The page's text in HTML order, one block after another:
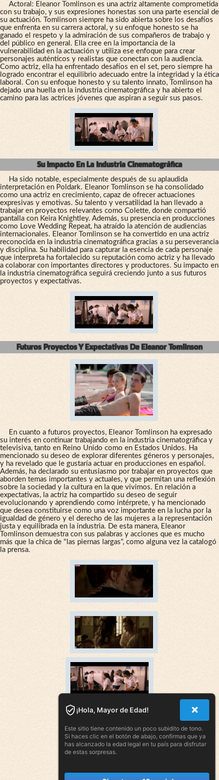
Actoral: Eleanor Tomlinson es una actriz altamente comprometida
con su trabajo, y sus expresiones honestas son una parte esencial de
su actuación. Tomlinson siempre ha sido abierta sobre los desafíos
que enfrenta en su carrera actoral, y su enfoque honesto se ha
ganado el respeto y la admiración de sus compañeros de trabajo y
del público en general. Ella cree en la importancia de la
vulnerabilidad en la actuación y utiliza ese enfoque para crear
personajes auténticos y realistas que conectan con la audiencia.
Como actriz, ella ha enfrentado desafíos en el set, pero siempre ha
logrado encontrar el equilibrio adecuado entre la integridad y la ética
laboral. Con su enfoque honesto y su talento innato, Tomlinson ha
dejado una huella en la industria cinematográfica y ha abierto el
camino para las actrices jóvenes que aspiran a seguir sus pasos.
Su Impacto En La Industria Cinematográfica
Ha sido notable, especialmente después de su aplaudida
interpretación en Poldark. Eleanor Tomlinson se ha consolidado
como una actriz en crecimiento, capaz de ofrecer actuaciones
expresivas y emotivas. Su talento y versatilidad la han llevado a
trabajar en proyectos relevantes como Colette, donde compartió
pantalla con Keira Knightley. Además, su presencia en producciones
como Love Wedding Repeat, ha atraído la atención de audiencias
internacionales. Eleanor Tomlinson se ha convertido en una actriz
reconocida en la industria cinematográfica gracias a su perseverancia
y disciplina. Su habilidad para capturar la esencia de cada personaje
que interpreta ha fortalecido su reputación como actriz y ha llevado
a colaborar con importantes directores y productores. Su impacto en
la industria cinematográfica seguirá creciendo junto a sus futuros
proyectos y expectativas.
Futuros Proyectos Y Expectativas De Eleanor Tomlinson
En cuanto a futuros proyectos, Eleanor Tomlinson ha expresado
su interés en continuar trabajando en la industria cinematográfica y
televisiva, tanto en Reino Unido como en Estados Unidos. Ha
mencionado su deseo de explorar diferentes géneros y personajes,
y ha revelado que le gustaría actuar en producciones en español.
Además, ha declarado su entusiasmo por trabajar en proyectos que
aborden temas importantes y actuales, y que permitan una reflexión
sobre la sociedad y la cultura en la que vivimos. En relación a
expectativas, la actriz ha compartido su deseo de seguir
evolucionando y aprendiendo como intérprete, y ha mencionado
que desea constituirse como una voz importante en la lucha por la
igualdad de género y el derecho de las mujeres a la representación
justa y equilibrada en la industria. De esta manera, Eleanor
Tomlinson demuestra con sus palabras y acciones que es mucho
más que la chica de "las piernas largas", como alguna vez la catalogó
la prensa.
¡Hola, Mayor de Edad!
Este sitio tiene contenido un poco subidito de tono.
Si haces clic en el botón de abajo, confirmas que ya
has alcanzado la edad legal en tu país para disfrutar
de estas sorpresas.